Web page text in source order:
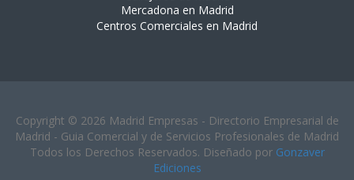
Mercadona en Madrid
Centros Comerciales en Madrid
Copyright © 2026 Madrid Empresas - Directorio Empresarial de
Madrid - Guia Comercial y de Servicios Profesionales de Madrid
Todos los Derechos Reservados. Diseñado por Gonzaver
Ediciones